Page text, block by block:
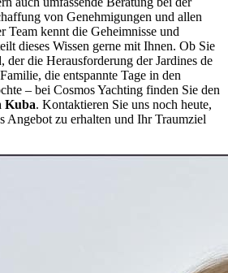
von Genehmigungen und allen
Team kennt die Geheimnisse und
dieses Wissen gerne mit Ihnen. Ob Sie
der die Herausforderung der Jardines de
die entspannte Tage in den
– bei Cosmos Yachting finden Sie den
Kuba. Kontaktieren Sie uns noch heute,
Angebot zu erhalten und Ihr Traumziel